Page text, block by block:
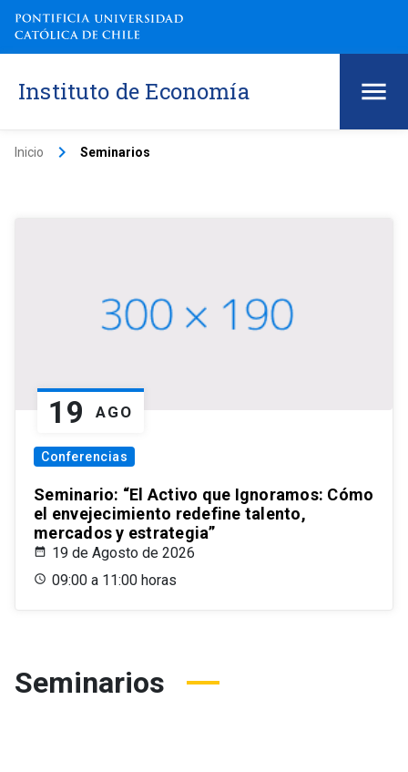
Instituto de Economía
Inicio keyboard_arrow_right Seminarios
19 AGO
Conferencias
Seminario: “El Activo que Ignoramos: Cómo
el envejecimiento redefine talento,
mercados y estrategia”
19 de Agosto de 2026
09:00 a 11:00 horas
Seminarios